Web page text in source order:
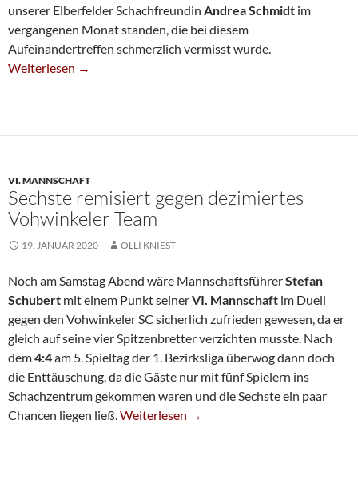
unserer Elberfelder Schachfreundin Andrea Schmidt im
vergangenen Monat standen, die bei diesem
Aufeinandertreffen schmerzlich vermisst wurde.
Derbysieg Für Vierte
Weiterlesen →
VI. MANNSCHAFT
Sechste remisiert gegen dezimiertes
Vohwinkeler Team
19. JANUAR 2020 OLLI KNIEST
Noch am Samstag Abend wäre MannschaftsführerStefan
Schubert mit einem Punkt seinerVI. Mannschaft im Duell
gegen den Vohwinkeler SC sicherlich zufrieden gewesen, da er
gleich auf seine vier Spitzenbretter verzichten musste. Nach
dem4:4am 5. Spieltag der 1. Bezirksliga überwog dann doch
die Enttäuschung, da die Gäste nur mit fünf Spielern ins
Schachzentrum gekommen waren und die Sechste ein paar
Chancen liegen ließ.Sechste Remisiert Gegen Dezimiertes
Weiterlesen →